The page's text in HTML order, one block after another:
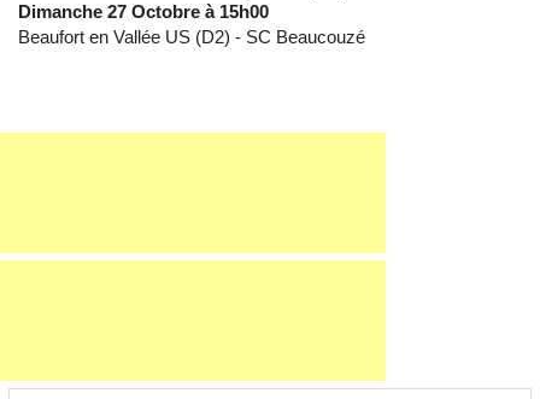
Dimanche 27 Octobre à 15h00
Beaufort en Vallée US (D2) - SC Beaucouzé